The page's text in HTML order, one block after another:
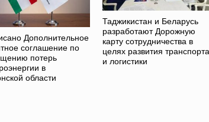
Дополнительное
соглашение по
потерь
в
области
Таджикистан и Беларусь
разработают Дорожную
карту сотрудничества в
целях развития транспорта
и логистики